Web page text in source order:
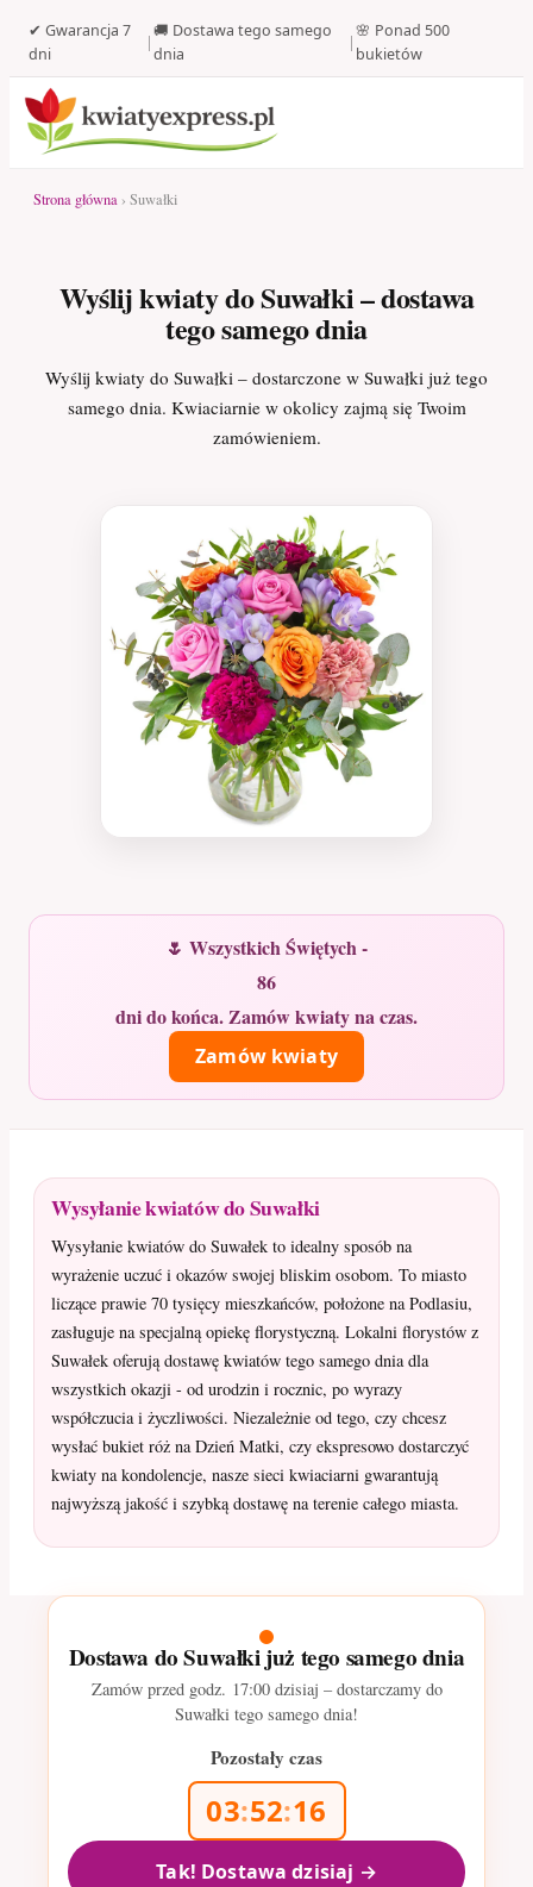
✔ Gwarancja 7
dni
|
🚚 Dostawa tego samego
dnia
|
🌸 Ponad 500
bukietów
Strona główna › Suwałki
Wyślij kwiaty do Suwałki – dostawa
tego samego dnia
Wyślij kwiaty do Suwałki – dostarczone w Suwałki już tego
samego dnia. Kwiaciarnie w okolicy zajmą się Twoim
zamówieniem.
🌷 Wszystkich Świętych -
86
dni do końca. Zamów kwiaty na czas.
Zamów kwiaty
Wysyłanie kwiatów do Suwałki
Wysyłanie kwiatów do Suwałek to idealny sposób na
wyrażenie uczuć i okazów swojej bliskim osobom. To miasto
liczące prawie 70 tysięcy mieszkańców, położone na Podlasiu,
zasługuje na specjalną opiekę florystyczną. Lokalni florystów z
Suwałek oferują dostawę kwiatów tego samego dnia dla
wszystkich okazji - od urodzin i rocznic, po wyrazy
współczucia i życzliwości. Niezależnie od tego, czy chcesz
wysłać bukiet róż na Dzień Matki, czy ekspresowo dostarczyć
kwiaty na kondolencje, nasze sieci kwiaciarni gwarantują
najwyższą jakość i szybką dostawę na terenie całego miasta.
Dostawa do Suwałki już tego samego dnia
Zamów przed godz. 17:00dzisiaj – dostarczamy do
Suwałki tego samego dnia!
Pozostały czas
03:52:14
Tak! Dostawa dzisiaj →